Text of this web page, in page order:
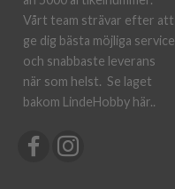
Vårt team strävar efter att
ge dig bästa möjliga service
och snabbaste leverans
när som helst. Se laget
bakom LindeHobby här..